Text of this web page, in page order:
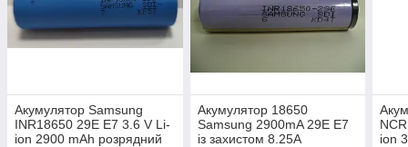
Акумулятор Samsung
INR18650 29E E7 3.6 V Li-
ion 2900 mAh розрядний
Акумулятор 18650
Samsung 2900mA 29E E7
із захистом 8.25A
ion